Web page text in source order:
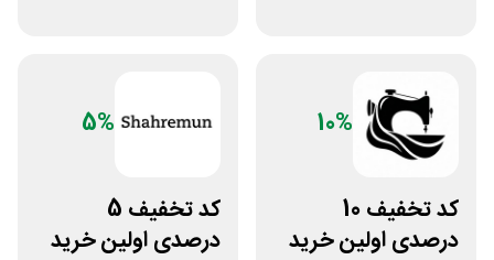
10%
کد تخفیف 10
درصدی اولین خرید
5%
کد تخفیف 5
درصدی اولین خرید